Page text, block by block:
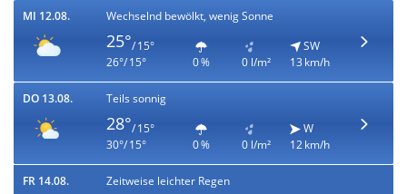
MI 12.08. Wechselnd bewölkt, wenig Sonne
25°/ 15°
26°/ 15°
0 % 0 l/m²
SW
13 km/h
DO 13.08. Teils sonnig
28°/ 15°
30°/ 15°
0 % 0 l/m²
W
12 km/h
FR 14.08. Zeitweise leichter Regen